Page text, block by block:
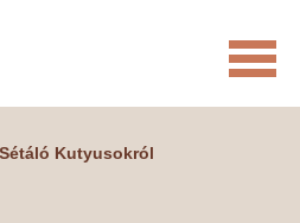
Kutyusokról